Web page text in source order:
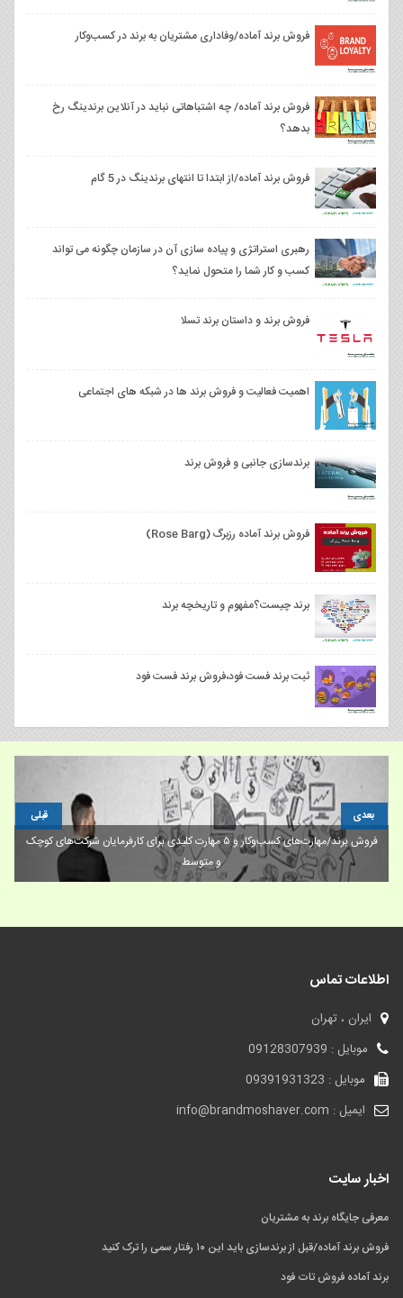
فروش برند آماده/وفاداری مشتریان به برند در کسب‌وکار
فروش برند آماده/ چه اشتباهاتی نباید در آنلاین برندینگ رخ
بدهد؟
فروش برند آماده/از ابتدا تا انتهای برندینگ در 5 گام
رهبری استراتژی و پیاده سازی آن در سازمان چگونه می تواند
کسب و کار شما را متحول نماید؟
فروش برند و داستان برند تسلا
اهمیت فعالیت و فروش برند ها در شبکه های اجتماعی
برندسازی جانبی و فروش برند
فروش برند آماده رزبرگ (Rose Barg)
برند چیست؟مفهوم و تاریخچه برند
ثبت برند فست فود،فروش برند فست فود
فروش برند/مهارت‌های کسب‌وکار و ۵ مهارت کلیدی برای کارفرمایان شرکت‌های کوچک
و متوسط
قبلی بعدی
اطلاعات تماس
ایران ، تهران
موبایل : 09128307939
موبایل : 09391931323
ایمیل : info@brandmoshaver.com
اخبار سایت
معرفی جایگاه برند به مشتریان
فروش برند آماده/قبل از برندسازی باید این ۱۰ رفتار سمی را ترک کنید
برند آماده فروش تات فود